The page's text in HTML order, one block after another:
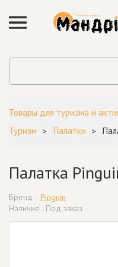
Товары для туризма и
Туризм
Палатки
Палатка
Бренд : Pinguin
Наличие : Под заказ